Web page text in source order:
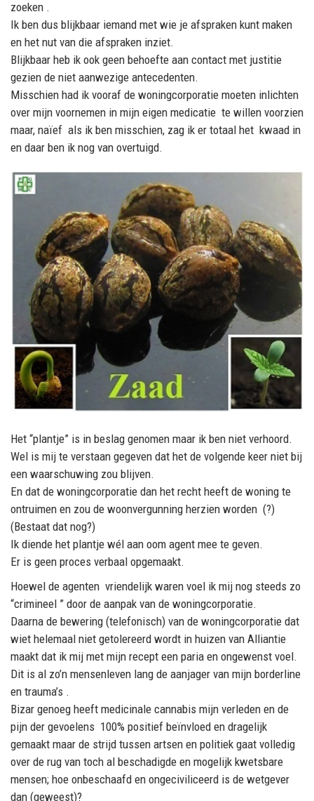
zoeken .
Ik ben dus blijkbaar iemand met wie je afspraken kunt maken
en het nut van die afspraken inziet.
Blijkbaar heb ik ook geen behoefte aan contact met justitie
gezien de niet aanwezige antecedenten.
Misschien had ik vooraf de woningcorporatie moeten inlichten
over mijn voornemen in mijn eigen medicatie te willen voorzien
maar, naïef als ik ben misschien, zag ik er totaal het kwaad in
en daar ben ik nog van overtuigd.
Het “plantje” is in beslag genomen maar ik ben niet verhoord.
Wel is mij te verstaan gegeven dat het de volgende keer niet bij
een waarschuwing zou blijven.
En dat de woningcorporatie dan het recht heeft de woning te
ontruimen en zou de woonvergunning herzien worden (?)
(Bestaat dat nog?)
Ik diende het plantje wél aan oom agent mee te geven.
Er is geen proces verbaal opgemaakt.
Hoewel de agenten vriendelijk waren voel ik mij nog steeds zo
“crimineel ” door de aanpak van de woningcorporatie.
Daarna de bewering (telefonisch) van de woningcorporatie dat
wiet helemaal niet getolereerd wordt in huizen van Alliantie
maakt dat ik mij met mijn recept een paria en ongewenst voel.
Dit is al zo’n mensenleven lang de aanjager van mijn borderline
en trauma’s .
Bizar genoeg heeft medicinale cannabis mijn verleden en de
pijn der gevoelens 100% positief beïnvloed en dragelijk
gemaakt maar de strijd tussen artsen en politiek gaat volledig
over de rug van toch al beschadigde en mogelijk kwetsbare
mensen; hoe onbeschaafd en ongeciviliceerd is de wetgever
dan (geweest)?